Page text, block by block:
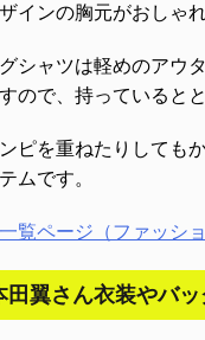
インの胸元がおしゃれ
シャツは軽めのアウ
ので、持っていると
ピを重ねたりしても
ムです。
覧ページ（ファッシ
翼さん衣装やバッ